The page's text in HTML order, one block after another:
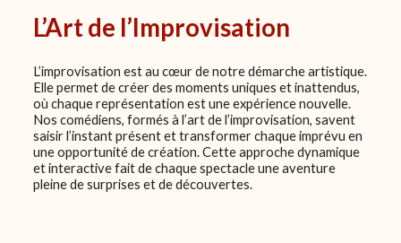
L’Art de l’Improvisation
L’improvisation est au cœur de notre démarche artistique.
Elle permet de créer des moments uniques et inattendus,
où chaque représentation est une expérience nouvelle.
Nos comédiens, formés à l’art de l’improvisation, savent
saisir l’instant présent et transformer chaque imprévu en
une opportunité de création. Cette approche dynamique
et interactive fait de chaque spectacle une aventure
pleine de surprises et de découvertes.